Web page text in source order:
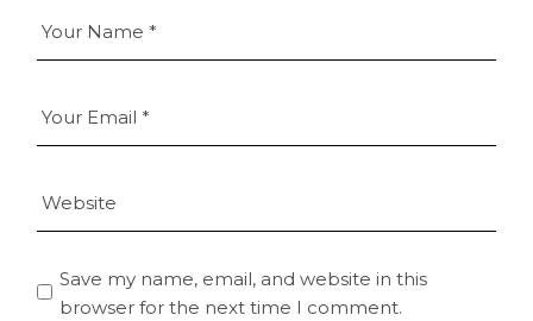
Save my name, email, and website in this
browser for the next time I comment.